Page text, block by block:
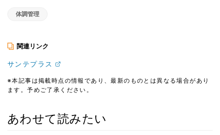
体調管理
関連リンク
サンテプラス
※本記事は掲載時点の情報であり、最新のものとは異なる場合があり
ます。予めご了承ください。
あわせて読みたい